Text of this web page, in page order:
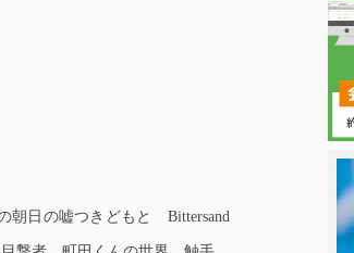
朝日の嘘つきどもと Bittersand
日本タレント